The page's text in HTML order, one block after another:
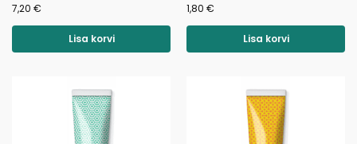
7,20 €
Lisa korvi
1,80 €
Lisa korvi